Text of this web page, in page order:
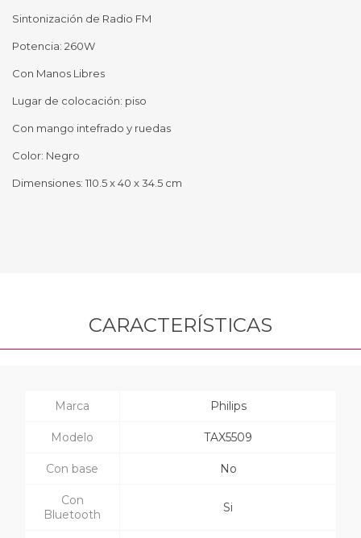
Sintonización de Radio FM
Potencia: 260W
Con Manos Libres
Lugar de colocación: piso
Con mango intefrado y ruedas
Color: Negro
Dimensiones: 110.5 x 40 x 34.5 cm
CARACTERÍSTICAS
Marca Philips
Modelo TAX5509
Con base No
Con
Bluetooth
Si